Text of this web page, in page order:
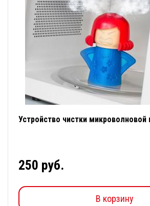
Устройство чистки микроволновой
250 руб.
В корзину